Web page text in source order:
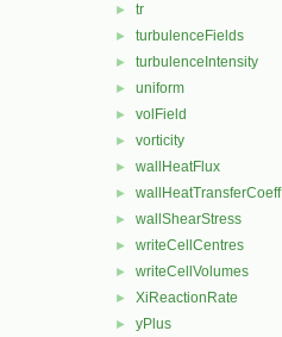
► tr
► turbulenceFields
► turbulenceIntensity
► uniform
► volField
► vorticity
► wallHeatFlux
► wallHeatTransferCoeff
► wallShearStress
► writeCellCentres
► writeCellVolumes
► XiReactionRate
► yPlus